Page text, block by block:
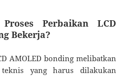
Perbaikan LCD
Bekerja?
AMOLED bonding melibatkan
teknis yang harus dilakukan